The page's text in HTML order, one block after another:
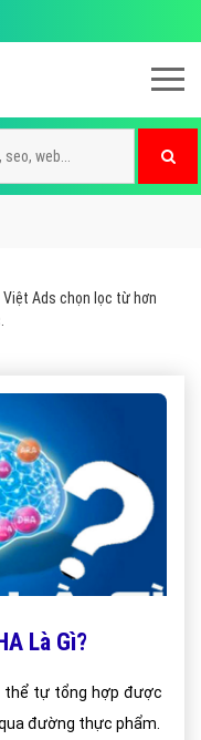
Ads chọn lọc từ hơn
Là Gì?
thể tự tổng hợp được
đường thực phẩm.